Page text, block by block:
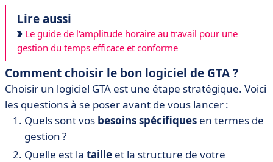
Lire aussi
Le guide de l'amplitude horaire au travail pour une
gestion du temps efficace et conforme
Comment choisir le bon logiciel de GTA ?
Choisir un logiciel GTA est une étape stratégique. Voici
les questions à se poser avant de vous lancer :
Quels sont vos besoins spécifiques en termes de
gestion ?
Quelle est la taille et la structure de votre